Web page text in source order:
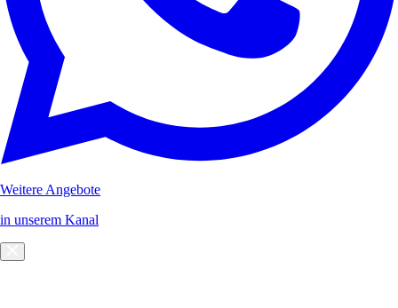
Weitere Angebote
in unserem Kanal